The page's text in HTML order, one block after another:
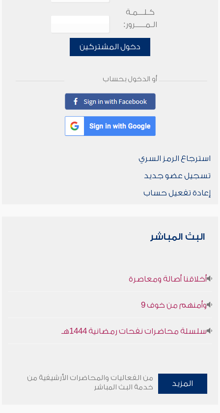
كـلـــمـة
الـمـــــرور:
دخول المشتركين
أو الدخول بحساب
استرجاع الرمز السري
تسجيل عضو جديد
إعادة تفعيل حساب
البث المباشر
أخلاقنا أصالة ومعاصرة
وأمنهم من خوف 9
سلسلة محاضرات نفحات رمضانية 1444هـ
المزيد
من الفعاليات والمحاضرات الأرشيفية من
خدمة البث المباشر